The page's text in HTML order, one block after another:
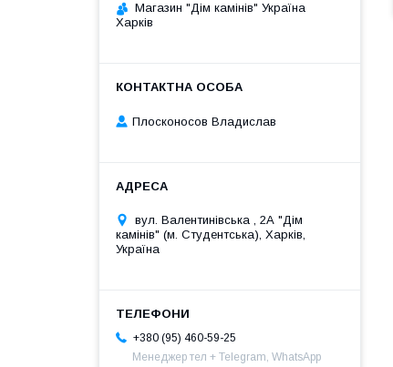
Магазин "Дім камінів" Україна
Харків
Плосконосов Владислав
вул. Валентинівська , 2А "Дім
камінів" (м. Студентська), Харків,
Україна
+380 (95) 460-59-25
Менеджер тел + Telegram, WhatsApp